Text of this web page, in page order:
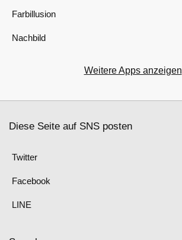
Farbillusion
Nachbild
Weitere Apps anzeigen
Diese Seite auf SNS posten
Twitter
Facebook
LINE